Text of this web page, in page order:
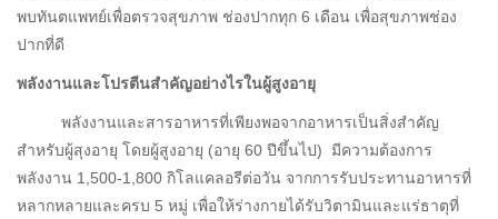
พบทันตแพทย์เพื่อตรวจสุขภาพ ช่องปากทุก 6 เดือน เพื่อสุขภาพช่อง
ปากที่ดี
พลังงานและโปรตีนสำคัญอย่างไรในผู้สูงอายุ
พลังงานและสารอาหารที่เพียงพอจากอาหารเป็นสิ่งสำคัญ
สำหรับผู้สุงอายุ โดยผู้สูงอายุ (อายุ 60 ปีขึ้นไป) มีความต้องการ
พลังงาน 1,500-1,800 กิโลแคลอรีต่อวัน จากการรับประทานอาหารที่
หลากหลายและครบ 5 หมู่ เพื่อให้ร่างกายได้รับวิตามินและแร่ธาตุที่